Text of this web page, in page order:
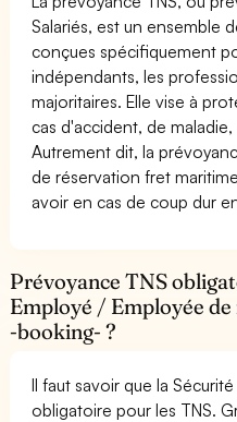
Salariés, est un ensemble
conçues spécifiquement
indépendants, les
majoritaires. Elle vise à
cas d'accident, de
Autrement dit, la
de réservation fret
avoir en cas de coup dur
Prévoyance TNS
Employé / Employée
-booking- ?
Il faut savoir que la
obligatoire pour les TNS.